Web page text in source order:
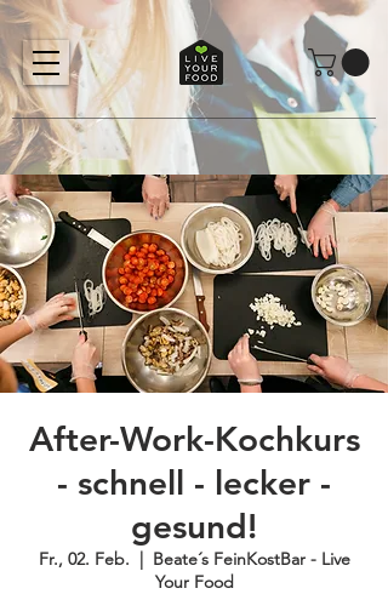
After-Work-Kochkurs
- schnell - lecker -
gesund!
Fr., 02. Feb.
  |
Beate´s FeinKostBar - Live
Your Food